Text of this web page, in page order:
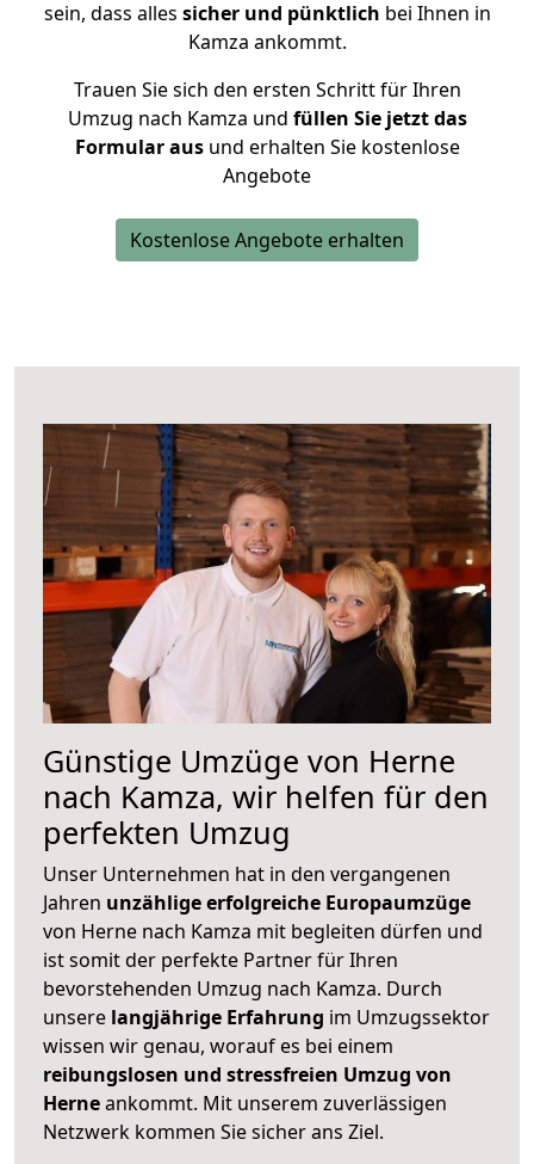
sein, dass alles sicher und pünktlich bei Ihnen in
Kamza ankommt.
Trauen Sie sich den ersten Schritt für Ihren
Umzug nach Kamza und füllen Sie jetzt das
Formular ausund erhalten Sie kostenlose
Angebote
Kostenlose Angebote erhalten
Günstige Umzüge von Herne
nach Kamza, wir helfen für den
perfekten Umzug
Unser Unternehmen hat in den vergangenen
Jahren unzählige erfolgreiche Europaumzüge
von Herne nach Kamza mit begleiten dürfen und
ist somit der perfekte Partner für Ihren
bevorstehenden Umzug nach Kamza. Durch
unsere langjährige Erfahrung im Umzugssektor
wissen wir genau, worauf es bei einem
reibungslosen und stressfreien Umzug von
Herneankommt. Mit unserem zuverlässigen
Netzwerk kommen Sie sicher ans Ziel.